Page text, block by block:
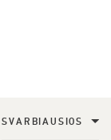
SVARBIAUSIOS